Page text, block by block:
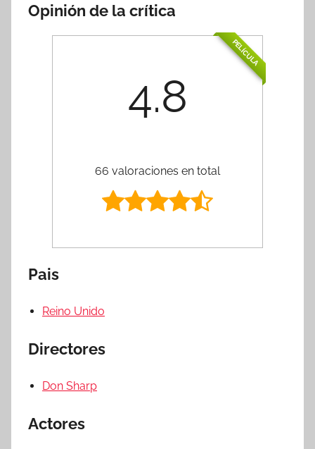
Opinión de la crítica
PELÍCULA
4.8
66 valoraciones en total
Pais
Reino Unido
Directores
Don Sharp
Actores